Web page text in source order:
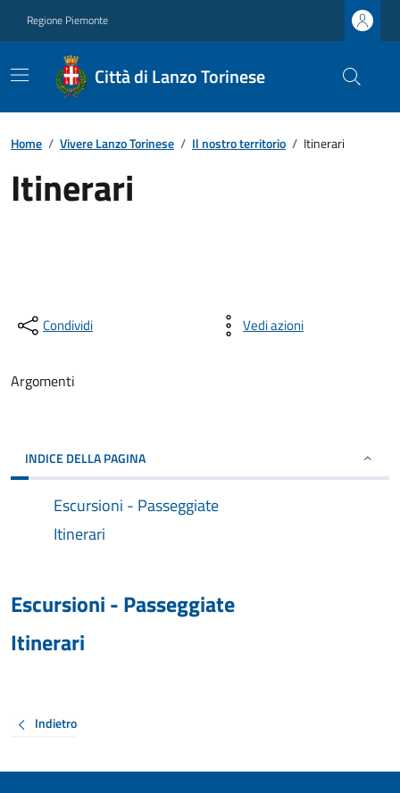
Regione Piemonte
Città di Lanzo Torinese
Home / Vivere Lanzo Torinese / Il nostro territorio / Itinerari
Itinerari
Condividi Vedi azioni
Argomenti
INDICE DELLA PAGINA
Escursioni - Passeggiate
Itinerari
Escursioni - Passeggiate
Itinerari
Indietro